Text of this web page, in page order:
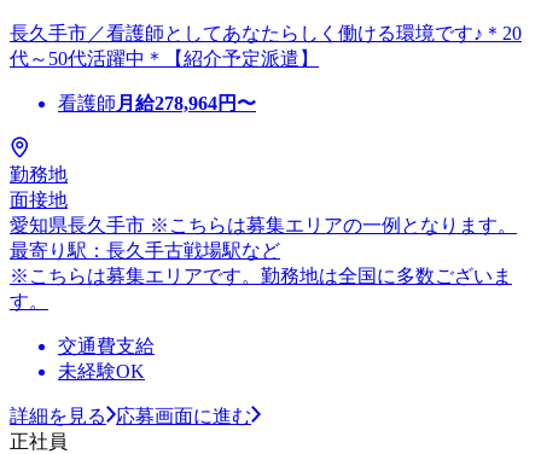
長久手市／看護師としてあなたらしく働ける環境です♪＊20
代～50代活躍中＊【紹介予定派遣】
看護師 月給278,964円〜
勤務地
面接地
愛知県長久手市 ※こちらは募集エリアの一例となります。
最寄り駅：長久手古戦場駅など
※こちらは募集エリアです。勤務地は全国に多数ございま
す。
交通費支給
未経験OK
詳細を見る
応募画面に進む
正社員